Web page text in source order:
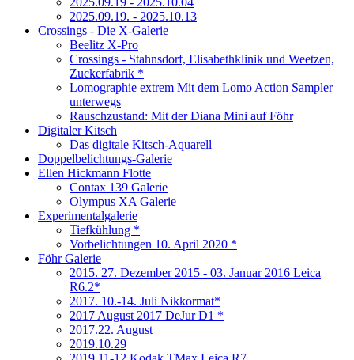
2025.09.19. - 2025.10.13
Crossings - Die X-Galerie
Beelitz X-Pro
Crossings - Stahnsdorf, Elisabethklinik und Weetzen,
Zuckerfabrik *
Lomographie extrem Mit dem Lomo Action Sampler
unterwegs
Rauschzustand: Mit der Diana Mini auf Föhr
Digitaler Kitsch
Das digitale Kitsch-Aquarell
Doppelbelichtungs-Galerie
Ellen Hickmann Flotte
Contax 139 Galerie
Olympus XA Galerie
Experimentalgalerie
Tiefkühlung *
Vorbelichtungen 10. April 2020 *
Föhr Galerie
2015. 27. Dezember 2015 - 03. Januar 2016 Leica
R6.2*
2017. 10.-14. Juli Nikkormat*
2017 August 2017 DeJur D1 *
2017.22. August
2019.10.29